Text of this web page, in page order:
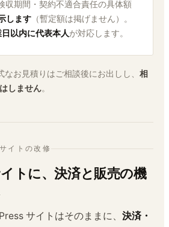
収期間・契約不適合責任の具体額
します（暫定額は掲げません）。
日以内に代表本人が対応します。
お見積りはご相談後にお出しし、 相
しません。
イトの改修
トに、決済と販売の機
サイトはそのままに、 決済・